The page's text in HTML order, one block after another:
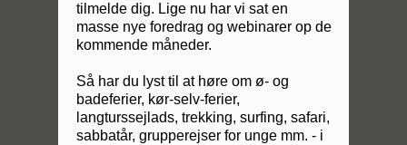
tilmelde dig. Lige nu har vi sat en
masse nye foredrag og webinarer op de
kommende måneder.
Så har du lyst til at høre om ø- og
badeferier, kør-selv-ferier,
langturssejlads, trekking, surfing, safari,
sabbatår, grupperejser for unge mm. - i